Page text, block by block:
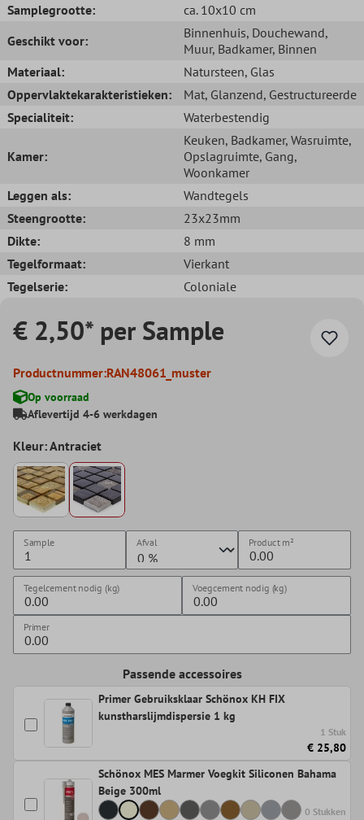
Samplegrootte:
ca. 10x10 cm
Geschikt voor:
Binnenhuis, Douchewand,
Muur, Badkamer, Binnen
Materiaal:
Natursteen, Glas
Oppervlaktekarakteristieken:
Mat, Glanzend, Gestructureerde
Specialiteit:
Waterbestendig
Kamer:
Keuken, Badkamer, Wasruimte,
Opslagruimte, Gang,
Woonkamer
Leggen als:
Wandtegels
Steengrootte:
23x23mm
Dikte:
8 mm
Tegelformaat:
Vierkant
Tegelserie:
Coloniale
€ 2,50* per Sample
Productnummer:RAN48061_muster
Op voorraad
Aflevertijd 4-6 werkdagen
Kleur: Antraciet
Sample Afval Productm²
Tegelcement nodig (kg) Voegcement nodig (kg)
Primer
Passende accessoires
Primer Gebruiksklaar Schönox KH FIX
kunstharslijmdispersie 1 kg
1 Stuk
€ 25,80
Schönox MES Marmer Voegkit Siliconen Bahama
Beige 300ml
0 Stukken